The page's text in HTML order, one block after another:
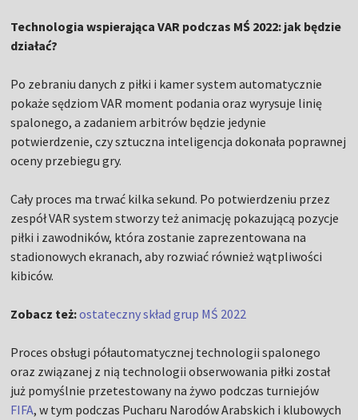
Technologia wspierająca VAR podczas MŚ 2022: jak będzie
działać?
Po zebraniu danych z piłki i kamer system automatycznie
pokaże sędziom VAR moment podania oraz wyrysuje linię
spalonego, a zadaniem arbitrów będzie jedynie
potwierdzenie, czy sztuczna inteligencja dokonała poprawnej
oceny przebiegu gry.
Cały proces ma trwać kilka sekund. Po potwierdzeniu przez
zespół VAR system stworzy też animację pokazującą pozycje
piłki i zawodników, która zostanie zaprezentowana na
stadionowych ekranach, aby rozwiać również wątpliwości
kibiców.
Zobacz też:ostateczny skład grup MŚ 2022
Proces obsługi półautomatycznej technologii spalonego
oraz związanej z nią technologii obserwowania piłki został
już pomyślnie przetestowany na żywo podczas turniejów
FIFA, w tym podczas Pucharu Narodów Arabskich i klubowych